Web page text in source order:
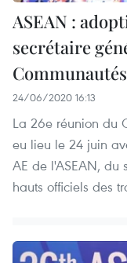
ASEAN :
secrétaire
Communautés
24/06/2020 16:13
La 26e réunion du
eu lieu le 24 juin
AE de l'ASEAN, du
hauts officiels des